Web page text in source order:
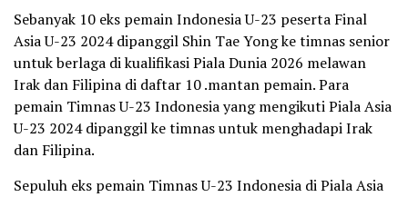
Sebanyak 10 eks pemain Indonesia U-23 peserta Final
Asia U-23 2024 dipanggil Shin Tae Yong ke timnas senior
untuk berlaga di kualifikasi Piala Dunia 2026 melawan
Irak dan Filipina di daftar 10 .mantan pemain. Para
pemain Timnas U-23 Indonesia yang mengikuti Piala Asia
U-23 2024 dipanggil ke timnas untuk menghadapi Irak
dan Filipina.
Sepuluh eks pemain Timnas U-23 Indonesia di Piala Asia